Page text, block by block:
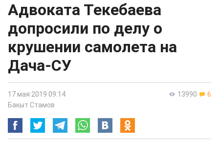
Адвоката Текебаева
допросили по делу о
крушении самолета на
Дача-СУ
13990 6
17 мая 2019 09:14
Бакыт Стамов